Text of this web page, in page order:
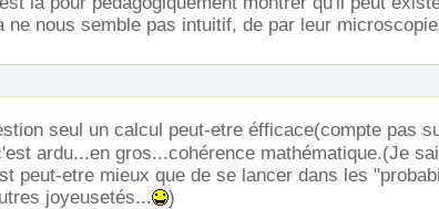
ne nous semble pas intuitif, de par leur
seul un calcul peut-etre éfficace(compte pas
ardu...en gros...cohérence mathématique.(Je
peut-etre mieux que de se lancer dans les
joyeusetés...
)